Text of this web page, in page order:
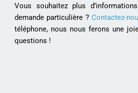
Vous souhaitez plus
demande particulière ? Contactez-
téléphone, nous nous ferons une
questions !